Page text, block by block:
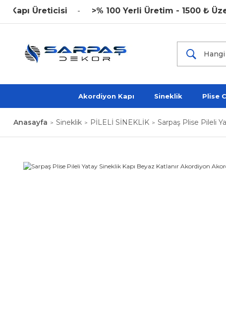
Üreticisi >% 100 Yerli Üretim - 1500 ₺ Üzeri
Akordiyon Kapı Sineklik Plise
Anasayfa Sineklik PİLELİ SİNEKLİK Sarpaş Plise Pileli